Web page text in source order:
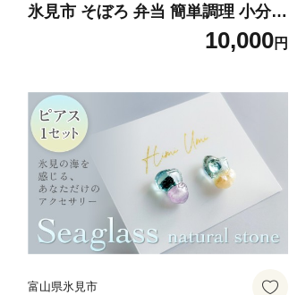
氷見市 そぼろ 弁当 簡単調理 小分け
10,000円
富山県氷見市